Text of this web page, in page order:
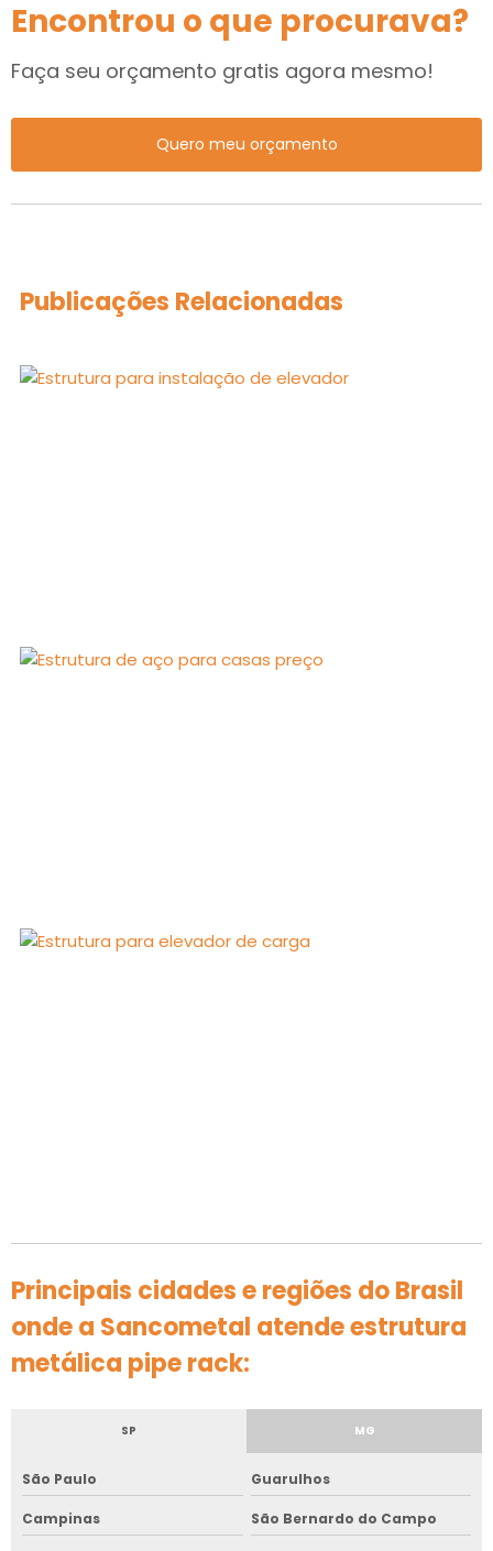
Encontrou o que procurava?
Faça seu orçamento gratis agora mesmo!
Quero meu orçamento
Publicações Relacionadas
Principais cidades e regiões do Brasil
onde a Sancometal atende estrutura
metálica pipe rack:
SP MG
São Paulo Guarulhos
Campinas São Bernardo do Campo